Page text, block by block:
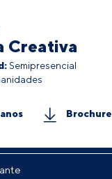
Creativa
Semipresencial
Brochure